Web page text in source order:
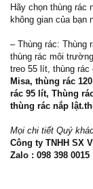
Hãy chọn thùng rác
không gian của bạn
– Thùng rác: Thùng
thùng rác môi
treo 55 lít, thùng rác
Misa, thùng rác
rác 95 lít, Thùng
thùng rác nắp
Mọi chi tiết Quý
Công ty TNHH SX
Zalo : 098 398